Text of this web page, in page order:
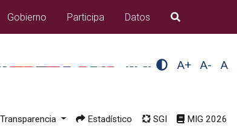
Gobierno
Participa Datos B�squeda
A+ A- A
Estadístico SGI MIG 2026